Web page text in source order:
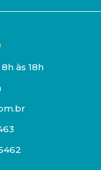
às 18h